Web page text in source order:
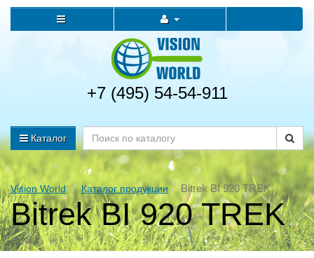
+7 (495) 54-54-911
Каталог
Vision World Каталог продукции Bitrek BI 920 TREK
Bitrek BI 920 TREK